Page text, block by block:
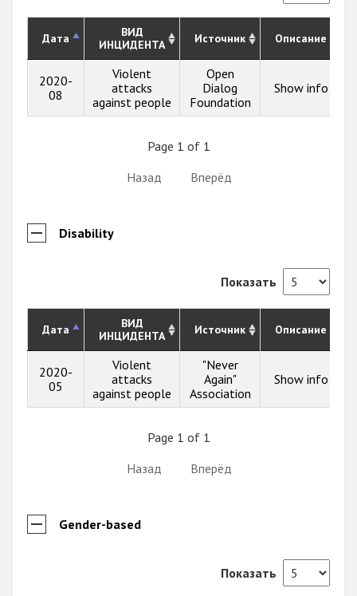
Дата
ВИД
ИНЦИДЕНТА
Источник Описание
2020-
08
Violent
attacks
against people
Open
Dialog
Foundation
Show info
Page 1 of 1
Назад
Вперёд
Disability
Показать
Дата
ВИД
ИНЦИДЕНТА
Источник Описание
2020-
05
Violent
attacks
against people
"Never
Again"
Association
Show info
Page 1 of 1
Назад
Вперёд
Gender-based
Показать